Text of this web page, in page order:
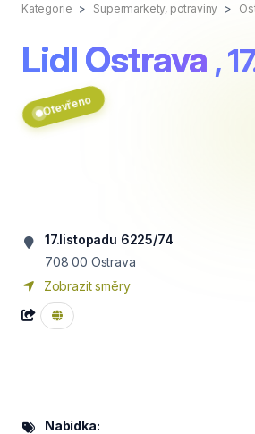
Kategorie Supermarkety, potraviny
Lidl Ostrava ,
Otevřeno
17.listopadu 6225/74
708 00 Ostrava
Zobrazit směry
Nabídka: